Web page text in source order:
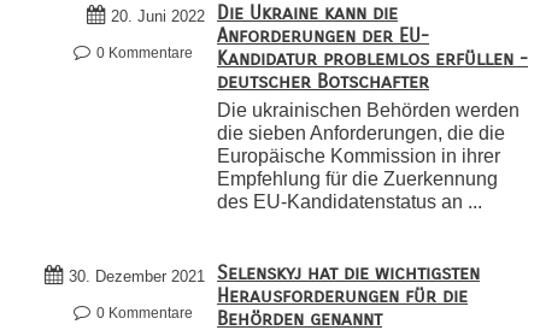
20. Juni 2022
0 Kommentare
Die Ukraine kann die
Anforderungen der EU-
Kandidatur problemlos erfüllen -
deutscher Botschafter
Die ukrainischen Behörden werden
die sieben Anforderungen, die die
Europäische Kommission in ihrer
Empfehlung für die Zuerkennung
des EU-Kandidatenstatus an ...
30. Dezember 2021
0 Kommentare
Selenskyj hat die wichtigsten
Herausforderungen für die
Behörden genannt